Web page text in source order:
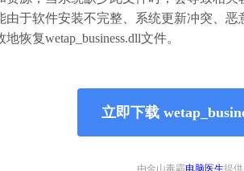
由于软件安装不完整、系统更新冲突、
恢复wetap_business.dll文件。
立即下载
由金山毒霸电脑医生提供